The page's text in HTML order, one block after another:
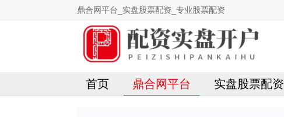
鼎合网平台_实盘股票配资_专业股票配资
首页 鼎合网平台 实盘股票配资